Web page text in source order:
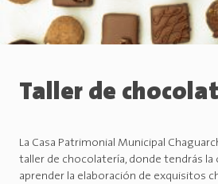
Taller de
La Casa Patrimonial Municipal
taller de chocolatería, donde tendrás la
aprender la elaboración de exquisitos